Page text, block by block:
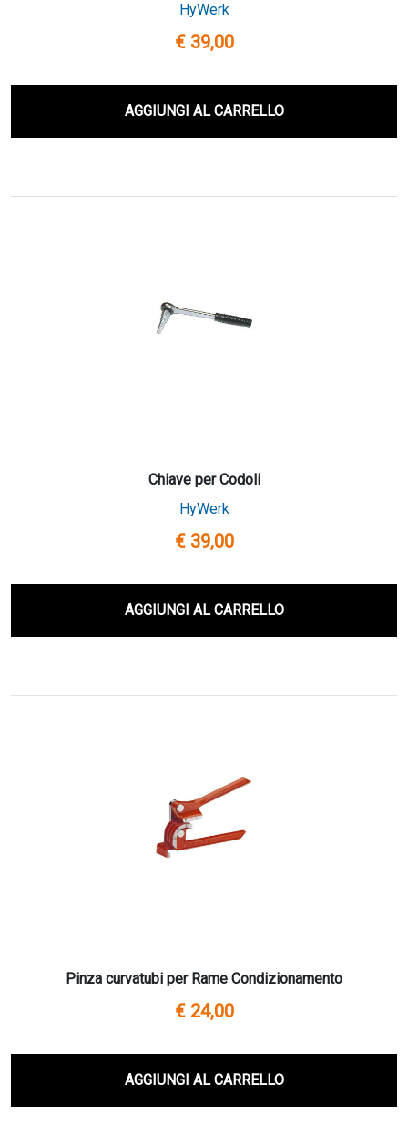
HyWerk
€ 39,00
AGGIUNGI AL CARRELLO
Chiave per Codoli
HyWerk
€ 39,00
AGGIUNGI AL CARRELLO
Pinza curvatubi per Rame Condizionamento
€ 24,00
AGGIUNGI AL CARRELLO